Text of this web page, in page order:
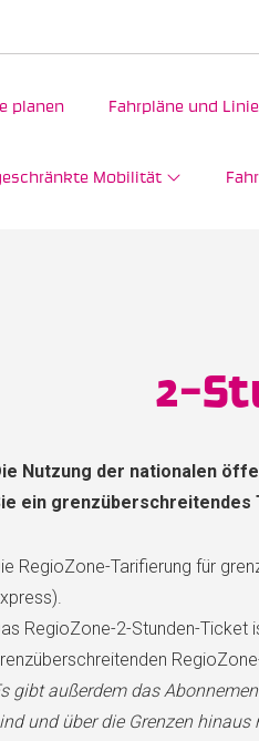
planen Fahrpläne und
Mobilität
2-
Nutzung der nationalen
ein grenzüberschreitendes
RegioZone-Tarifierung für
RegioZone-2-Stunden-Ticket
gibt außerdem das
und über die Grenzen hinaus